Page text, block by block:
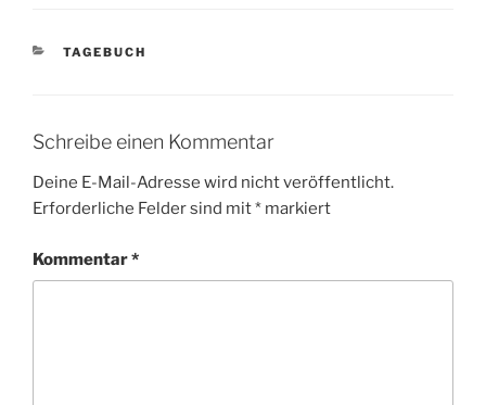
KATEGORIEN
TAGEBUCH
Schreibe einen Kommentar
Deine E-Mail-Adresse wird nicht veröffentlicht.
Erforderliche Felder sind mit* markiert
Kommentar*